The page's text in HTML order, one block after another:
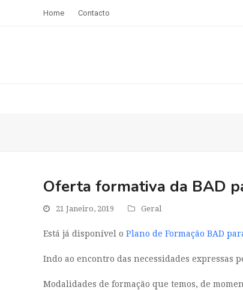
Home Contacto
Oferta formativa da BAD
21 Janeiro, 2019 Geral
Está já disponível o Plano de Formação BAD
Indo ao encontro das necessidades
Modalidades de formação que temos, de